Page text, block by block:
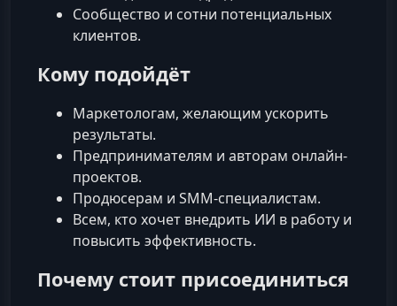
Сообщество и сотни потенциальных
клиентов.
Кому подойдёт
Маркетологам, желающим ускорить
результаты.
Предпринимателям и авторам онлайн-
проектов.
Продюсерам и SMM-специалистам.
Всем, кто хочет внедрить ИИ в работу и
повысить эффективность.
Почему стоит присоединиться